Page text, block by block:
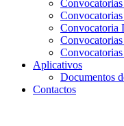
Convocatoria
Aplicativos
Documentos
Contactos